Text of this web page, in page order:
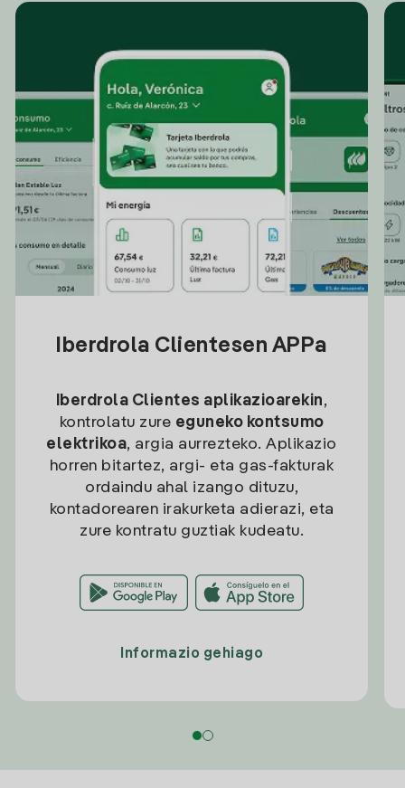
Iberdrola Clientesen APPa
Iberdrola Clientes aplikazioarekin,
kontrolatu zure eguneko kontsumo
elektrikoa, argia aurrezteko. Aplikazio
horren bitartez, argi- eta gas-fakturak
ordaindu ahal izango dituzu,
kontadorearen irakurketa adierazi, eta
zure kontratu guztiak kudeatu.
Informazio gehiago